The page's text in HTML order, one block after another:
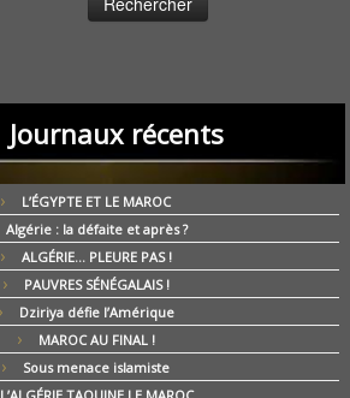
Journaux récents
L’ÉGYPTE ET LE MAROC
Algérie : la défaite et après ?
ALGÉRIE… PLEURE PAS !
PAUVRES SÉNÉGALAIS !
Dziriya défie l’Amérique
MAROC AU FINAL !
Sous menace islamiste